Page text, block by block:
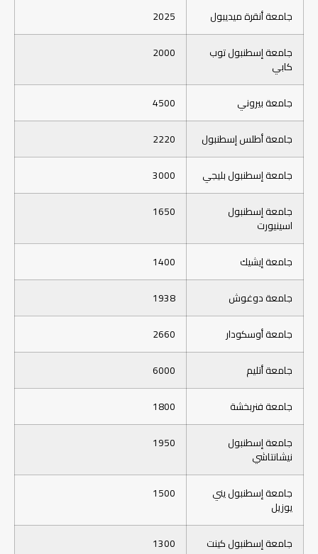
جامعة أنقرة ميديبول
2025
جامعة إسطنبول توب
كابي
2000
جامعة بيروني
4500
جامعة أطلس إسطنبول
2220
جامعة إسطنبول بليجي
3000
جامعة إسطنبول
اسينيورت
1650
جامعة إيشيك
1400
جامعة دوغوش
1938
جامعة أوسكودار
2660
جامعة أتليم
6000
جامعة فنربخشة
1800
جامعة إسطنبول
نيشانتاشي
1950
جامعة إسطنبول يني
يوزيل
1500
جامعة إسطنبول كينت
1300